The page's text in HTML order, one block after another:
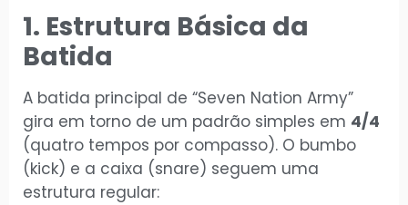
1. Estrutura Básica da
Batida
A batida principal de “Seven Nation Army”
gira em torno de um padrão simples em 4/4
(quatro tempos por compasso). O bumbo
(kick) e a caixa (snare) seguem uma
estrutura regular: